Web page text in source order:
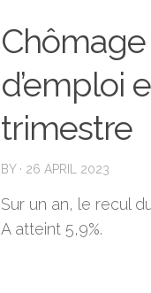
d’emploi
trimestre
BY · 26 APRIL 2023
Sur un an, le recul
A atteint 5,9%.